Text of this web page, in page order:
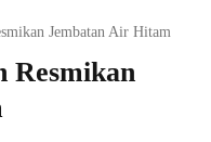
Jembatan Air Hitam
Resmikan